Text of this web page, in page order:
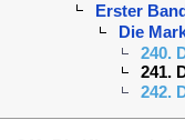
Erster Band
Die
240.
241.
242.